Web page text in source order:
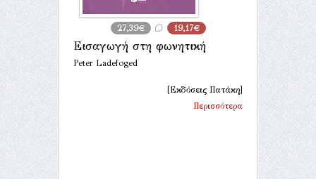
27,39€ 19,17€
Εισαγωγή στη φωνητική
Peter Ladefoged
[Εκδόσεις Πατάκη]
Περισσότερα